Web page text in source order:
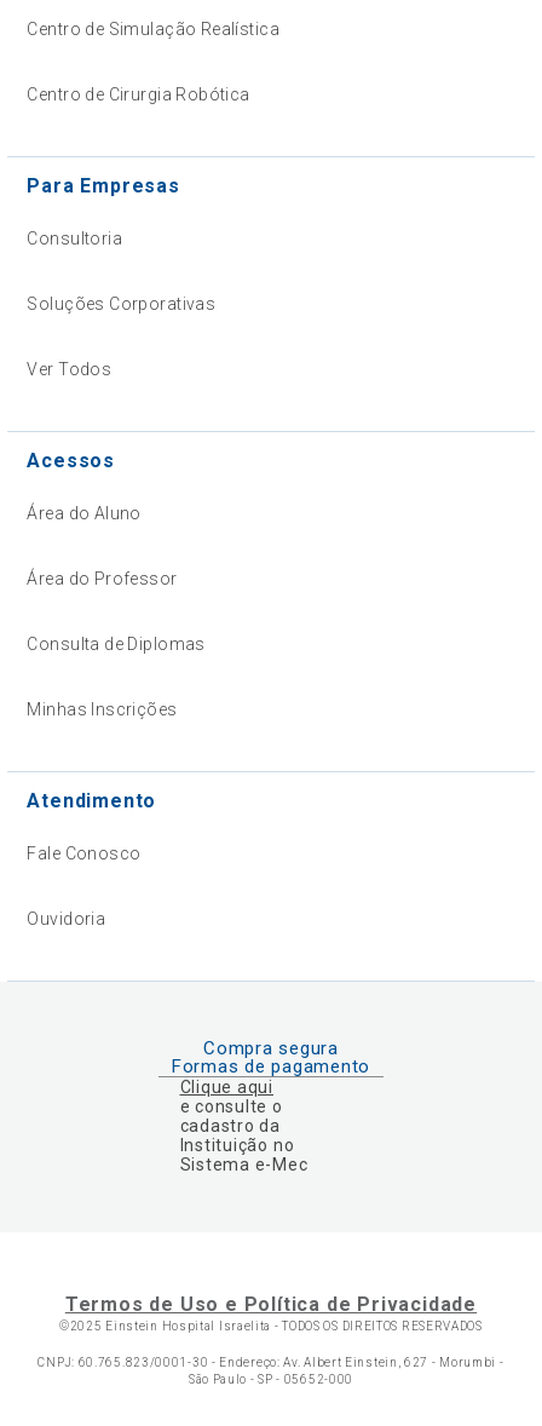
Centro de Simulação Realística
Centro de Cirurgia Robótica
Para Empresas
Consultoria
Soluções Corporativas
Ver Todos
Acessos
Área do Aluno
Área do Professor
Consulta de Diplomas
Minhas Inscrições
Atendimento
Fale Conosco
Ouvidoria
Compra segura
Formas de pagamento
Clique aqui
e consulte o
cadastro da
Instituição no
Sistema e-Mec
Termos de Uso e Política de Privacidade
©2025 Einstein Hospital Israelita -TODOS OS DIREITOS RESERVADOS
CNPJ: 60.765.823/0001-30 - Endereço: Av. Albert Einstein, 627 - Morumbi -
São Paulo - SP - 05652-000